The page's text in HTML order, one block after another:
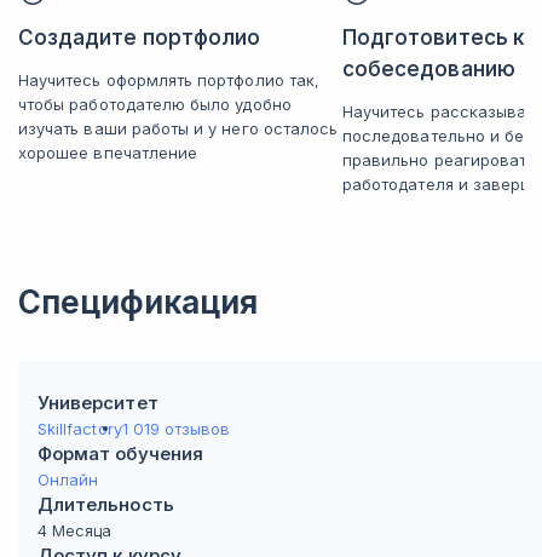
Создадите портфолио
Научитесь оформлять портфолио так,
чтобы работодателю было удобно
изучать ваши работы и у него осталось
хорошее впечатление
Подготовитесь к
собеседованию
Научитесь
последовательно и без
правильно
работодателя и
Спецификация
Университет
Skillfactory1 019 отзывов
Формат обучения
Онлайн
Длительность
4 Месяца